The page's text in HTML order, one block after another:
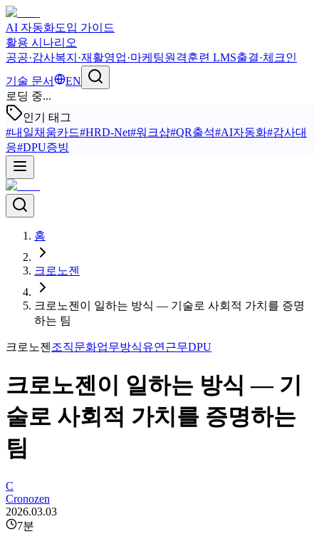
AI 자동화도입 가이드
활용 시나리오
공공·감사복지·재활영업·마케팅원격훈련 LMS출결·체크인
기술 문서
EN
로딩 중...
인기 태그
#내일채움카드#HRD-Net#워크샵#QR출석#AI자동화#감사대
응#DPU증빙
홈
크로노젠
크로노젠이 일하는 방식 — 기술로 사회적 가치를 증명
하는 팀
크로노젠 조직문화업무방식유연근무DPU
크로노젠이 일하는 방식 — 기
술로 사회적 가치를 증명하는
팀
C
Cronozen
2026.03.03
7분